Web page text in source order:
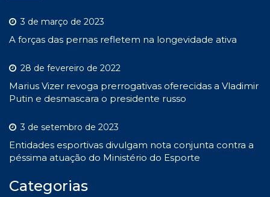
3 de março de 2023
A forças das pernas refletem na longevidade ativa
28 de fevereiro de 2022
Marius Vizer revoga prerrogativas oferecidas a Vladimir
Putin e desmascara o presidente russo
3 de setembro de 2023
Entidades esportivas divulgam nota conjunta contra a
péssima atuação do Ministério do Esporte
Categorias